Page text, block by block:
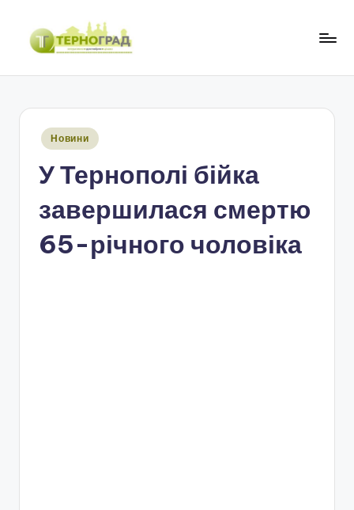
Перейти
Опубліковано
Новини
У Тернополі бійка
завершилася смертю
65-річного чоловіка